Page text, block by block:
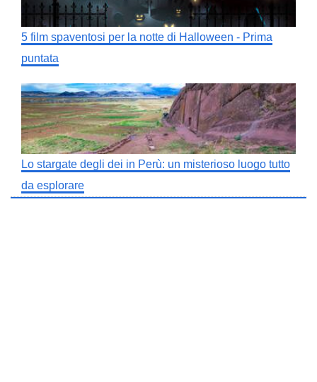
5 film spaventosi per la notte di Halloween - Prima
puntata
Lo stargate degli dei in Perù: un misterioso luogo tutto
da esplorare